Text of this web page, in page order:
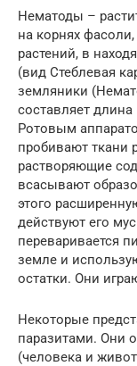
Нематоды –
на корнях
растений, в
(вид Стеблевая
земляники
составляет длина
Ротовым
пробивают ткани
растворяющие
всасывают
этого
действуют его
переваривается
земле и
остатки. Они
Некоторые
паразитами. Они
(человека и